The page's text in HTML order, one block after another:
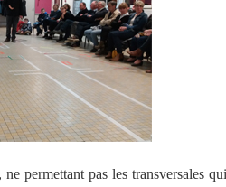
permettant pas les